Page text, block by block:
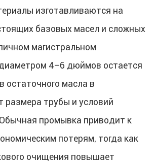
изготавливаются на
базовых масел и сложных
магистральном
4–6 дюймов остается
остаточного масла в
размера трубы и условий
промывка приводит к
потерям, тогда как
очищения повышает